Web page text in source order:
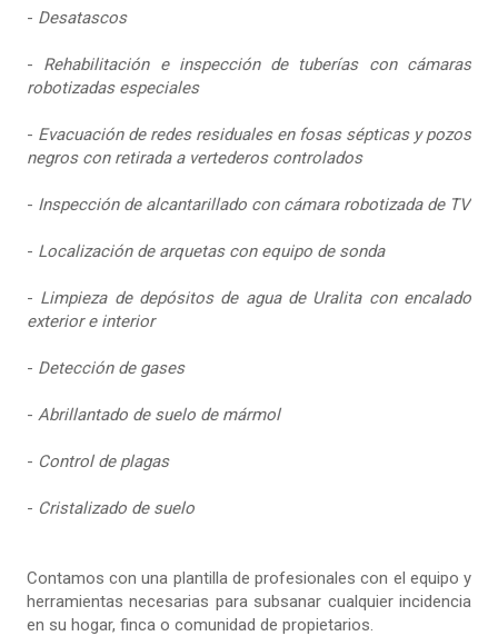
- Desatascos
- Rehabilitación e inspección de tuberías con cámaras
robotizadas especiales
- Evacuación de redes residuales en fosas sépticas y pozos
negros con retirada a vertederos controlados
- Inspección de alcantarillado con cámara robotizada de TV
- Localización de arquetas con equipo de sonda
- Limpieza de depósitos de agua de Uralita con encalado
exterior e interior
- Detección de gases
- Abrillantado de suelo de mármol
- Control de plagas
- Cristalizado de suelo
Contamos con una plantilla de profesionales con el equipo y
herramientas necesarias para subsanar cualquier incidencia
en su hogar, finca o comunidad de propietarios.